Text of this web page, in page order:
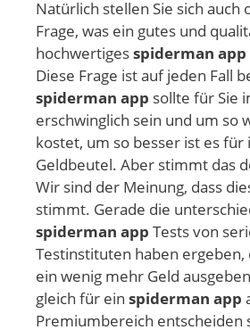
Natürlich stellen Sie sich auch
Frage, was ein gutes und
hochwertigesspiderman app
Diese Frage ist auf jeden Fall
spiderman app sollte für Sie
erschwinglich sein und um so
kostet, um so besser ist es für
Geldbeutel. Aber stimmt das
Wir sind der Meinung, dass
stimmt. Gerade die
spiderman app Tests von
Testinstituten haben ergeben,
ein wenig mehr Geld
gleich für ein spiderman app
Premiumbereich entscheiden